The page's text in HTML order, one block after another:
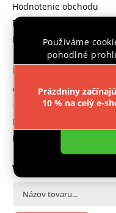
Používáme
pohodlné
provozu webu
Prázdniny
10 % na celý e-
Hodnotenie obchodu
B2B program
Moja objednávka
KONTAKT
objednavka@
+ 420 603 543 377
Facebook
Instagram
VYHĽADÁVANIE